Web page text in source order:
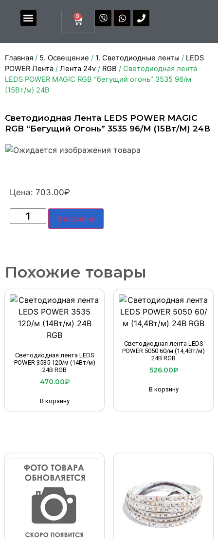
0
Главная / 5. Освещение / 1. Светодиодные ленты / LEDS
POWER Лента / Лента 24v / RGB / Светодиодная лента
LEDS POWER MAGIC RGB “бегущий огонь” 3535 96/м
(15Вт/м) 24В
Светодиодная Лента LEDS POWER MAGIC
RGB “бегущий Огонь” 3535 96/м (15Вт/м) 24В
Цена: 703.00₽
В корзину
Похожие товары
Светодиодная лента LEDS
POWER 3535 120/м (14Вт/м)
24В RGB
470.00₽
В корзину
Светодиодная лента LEDS
POWER 5050 60/м (14,4Вт/м)
24В RGB
526.00₽
В корзину